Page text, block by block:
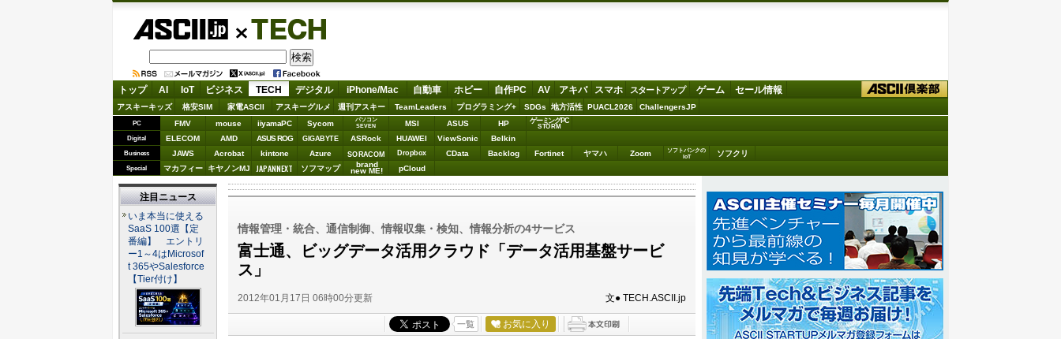
TECH
トップ AI IoT ビジネス TECH デジタル iPhone/Mac 自動車 ホビー 自作PC AV アキバ スマホ スタートアップ ゲーム セール情報
アスキーキッズ 格安SIM 家電ASCII アスキーグルメ 週刊アスキー TeamLeaders プログラミング+ SDGs 地方活性 PUACL2026 ChallengersJP
PC FMV mouse iiyamaPC Sycom
パソコン
SEVEN
MSI ASUS HP ゲーミングPC
STORM
Digital ELECOM AMD ASUS ROG GIGABYTE ASRock HUAWEI ViewSonic Belkin
Business JAWS Acrobat kintone Azure SORACOM Dropbox CData Backlog Fortinet ヤマハ Zoom
ソフトバンクの
IoT
ソフクリ
Special マカフィー キヤノンMJ JAPANNEXT ソフマップ brand
new ME! pCloud
情報管理・統合、通信制御、情報収集・検知、情報分析の4サービス
富士通、ビッグデータ活用クラウド「データ活用基盤サービ
ス」
2012年01月17日 06時00分更新 文● TECH.ASCII.jp
一覧 お気に入り
注目ニュース
いま本当に使える
SaaS 100選【定
番編】 エントリ
ー1～4はMicrosof
t 365やSalesforce
【Tier付け】